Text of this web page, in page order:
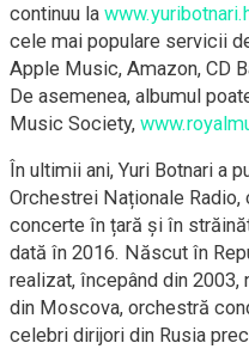
continuu la
cele mai populare servicii
Apple Music, Amazon, CD
De asemenea, albumul
Music Society,
În ultimii ani, Yuri Botnari a
Orchestrei Naționale
concerte în țară și în
dată în 2016. Născut în
realizat, începând din 2003,
din Moscova, orchestră
celebri dirijori din Rusia